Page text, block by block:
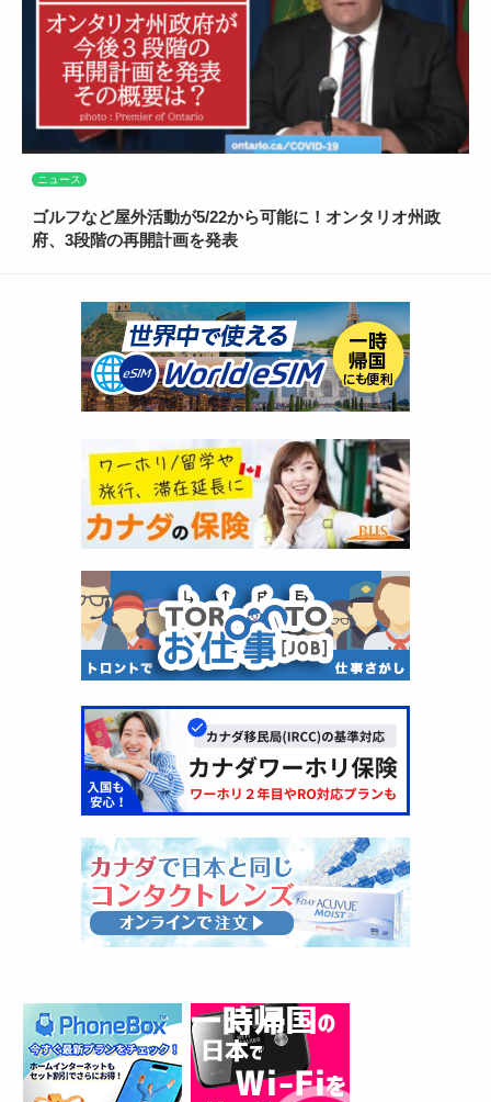
ニュース
ゴルフなど屋外活動が5/22から可能に！オンタリオ州政
府、3段階の再開計画を発表